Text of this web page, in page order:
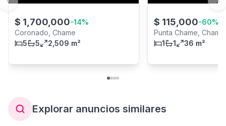
$ 1,700,000-14%
Coronado, Chame
5
5 2,509 m²
$ 115,000-60%
Punta Chame, Chame
1
1 36 m²
Previous slide
Explorar anuncios similares